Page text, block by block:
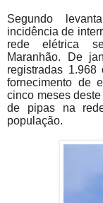
Segundo
incidência de
rede elétrica
Maranhão. De
registradas 1.968
fornecimento de
cinco meses
de pipas na
população.